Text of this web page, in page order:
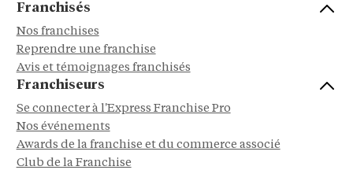
Franchisés
Nos franchises
Reprendre une franchise
Avis et témoignages franchisés
Franchiseurs
Se connecter à l'Express Franchise Pro
Nos événements
Awards de la franchise et du commerce associé
Club de la Franchise